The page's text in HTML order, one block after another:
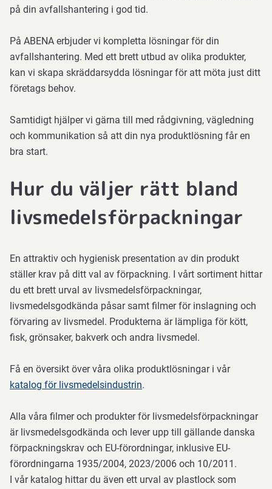
på din avfallshantering i god tid.
På ABENA erbjuder vi kompletta lösningar för din
avfallshantering. Med ett brett utbud av olika produkter,
kan vi skapa skräddarsydda lösningar för att möta just ditt
företags behov.
Samtidigt hjälper vi gärna till med rådgivning, vägledning
och kommunikation så att din nya produktlösning får en
bra start.
Hur du väljer rätt bland
livsmedelsförpackningar
En attraktiv och hygienisk presentation av din produkt
ställer krav på ditt val av förpackning. I vårt sortiment hittar
du ett brett urval av livsmedelsförpackningar,
livsmedelsgodkända påsar samt filmer för inslagning och
förvaring av livsmedel. Produkterna är lämpliga för kött,
fisk, grönsaker, bakverk och andra livsmedel.
Få en översikt över våra olika produktlösningar i vår
katalog för livsmedelsindustrin.
Alla våra filmer och produkter för livsmedelsförpackningar
är livsmedelsgodkända och lever upp till gällande danska
förpackningskrav och EU-förordningar, inklusive EU-
förordningarna 1935/2004, 2023/2006 och 10/2011.
I vår katalog hittar du även ett urval av plastlock som